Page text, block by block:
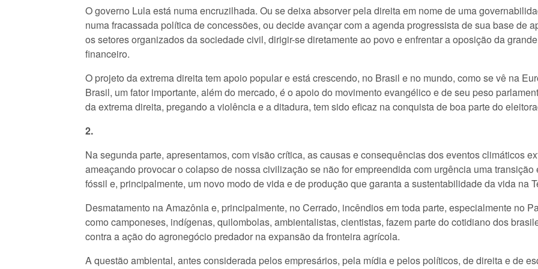
O governo Lula está numa encruzilhada. Ou se deixa absorver pela direita em nome de uma
numa fracassada política de concessões, ou decide avançar com a agenda progressista de sua base de
os setores organizados da sociedade civil, dirigir-se diretamente ao povo e enfrentar a oposição da
financeiro.
O projeto da extrema direita tem apoio popular e está crescendo, no Brasil e no mundo, como se vê na
Brasil, um fator importante, além do mercado, é o apoio do movimento evangélico e de seu peso
da extrema direita, pregando a violência e a ditadura, tem sido eficaz na conquista de boa parte do
2.
Na segunda parte, apresentamos, com visão crítica, as causas e consequências dos eventos climáticos
ameaçando provocar o colapso de nossa civilização se não for empreendida com urgência uma
fóssil e, principalmente, um novo modo de vida e de produção que garanta a sustentabilidade da vida na
Desmatamento na Amazônia e, principalmente, no Cerrado, incêndios em toda parte, especialmente no
como camponeses, indígenas, quilombolas, ambientalistas, cientistas, fazem parte do cotidiano dos
contra a ação do agronegócio predador na expansão da fronteira agrícola.
A questão ambiental, antes considerada pelos empresários, pela mídia e pelos políticos, de direita e de